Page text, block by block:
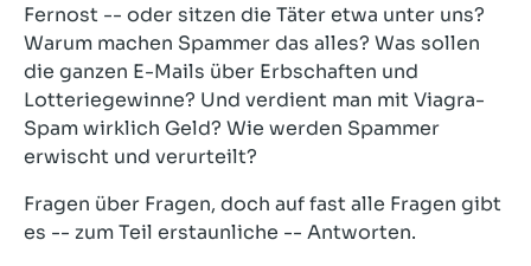
Fernost -- oder sitzen die Täter etwa unter uns?
Warum machen Spammer das alles? Was sollen
die ganzen E-Mails über Erbschaften und
Lotteriegewinne? Und verdient man mit Viagra-
Spam wirklich Geld? Wie werden Spammer
erwischt und verurteilt?
Fragen über Fragen, doch auf fast alle Fragen gibt
es -- zum Teil erstaunliche -- Antworten.